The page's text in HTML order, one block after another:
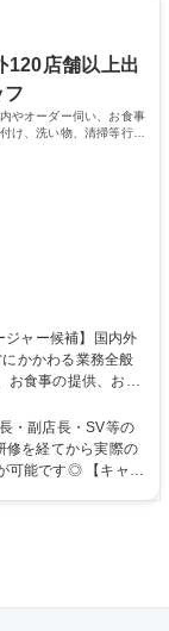
◎
。 【研修体制】外
ベルの向上を目的
で毎回20名前後が参
120店舗以上出
フ
やオーダー伺い、お食事
け、洗い物、清掃等行っ
お食事の提供、お会
洗い物、清掃等行
計 ■食材の発注、棚
現場に慣れていく
・副店長・SV等の
修を経てから実際の
す◎ 【キャリ
毎回20名前後が参